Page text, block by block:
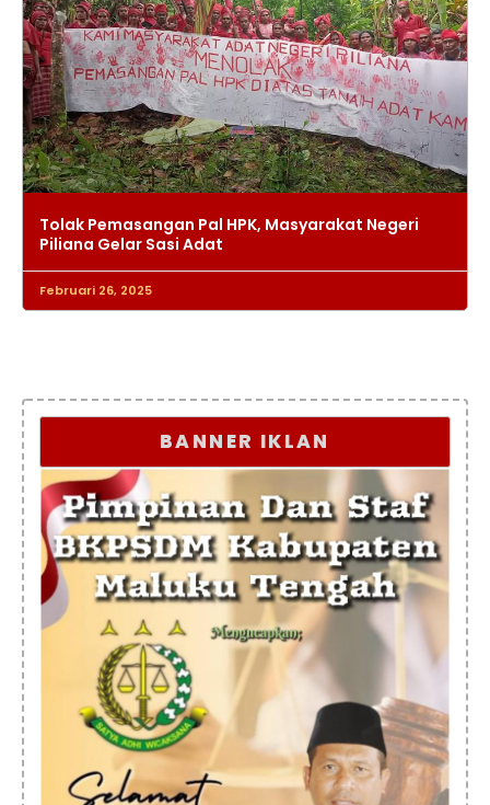
Tolak Pemasangan Pal HPK, Masyarakat Negeri
Piliana Gelar Sasi Adat
Februari 26, 2025
BANNER IKLAN